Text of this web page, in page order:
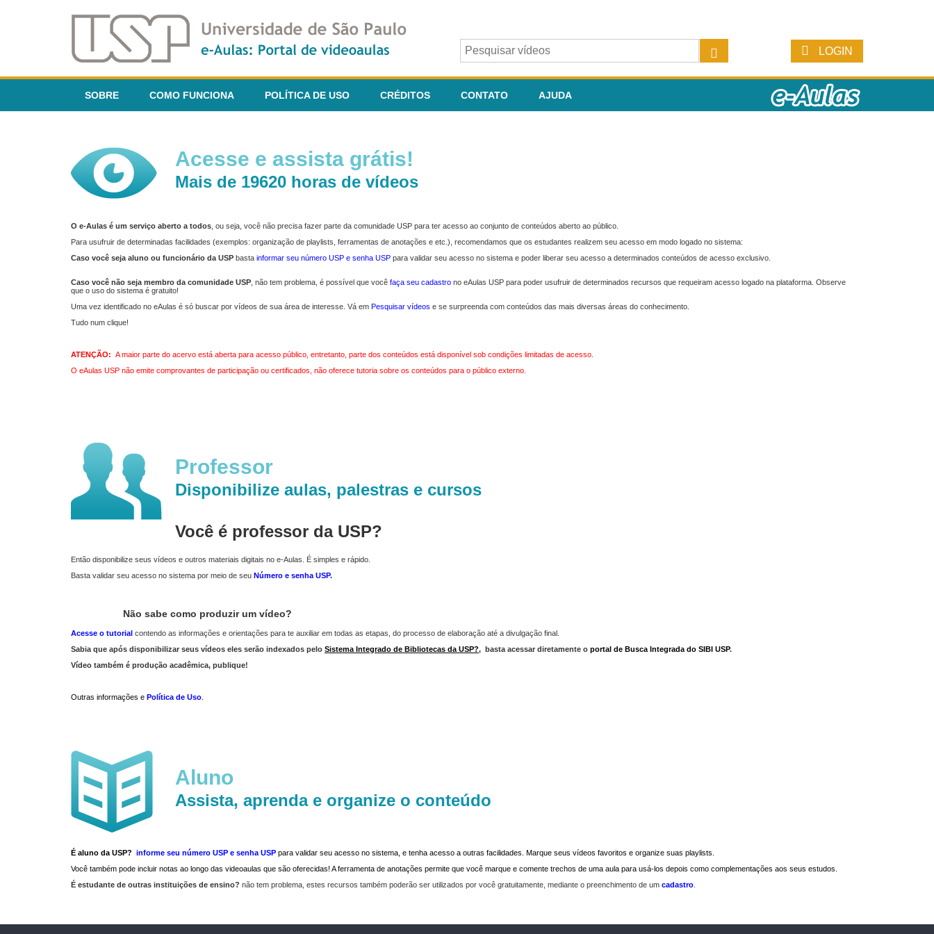
LOGIN
SOBRE COMO FUNCIONA POLÍTICA DE USO CRÉDITOS CONTATO AJUDA
Acesse e assista grátis!
Mais de 19620 horas de vídeos
O e-Aulas é um serviço aberto a todos , ou seja, você não precisa fazer parte da comunidade USP para ter acesso ao conjunto de conteúdos aberto ao público.
Para usufruir de determinadas facilidades (exemplos: organização de playlists, ferramentas de anotações e etc.), recomendamos que os estudantes realizem seu acesso em modo logado no sistema:
Caso você seja aluno ou funcionário da USP basta informar seu número USP e senha USP para validar seu acesso no sistema e poder liberar seu acesso a determinados conteúdos de acesso exclusivo.
Caso você não seja membro da comunidade USP , não tem problema, é possível que você faça seu cadastro no eAulas USP para poder usufruir de determinados recursos que requeiram acesso logado na plataforma. Observe
que o uso do sistema é gratuito!
Uma vez identificado no eAulas é só buscar por vídeos de sua área de interesse. Vá em Pesquisar vídeos e se surpreenda com conteúdos das mais diversas áreas do conhecimento.
Tudo num clique!
ATENÇÃO: A maior parte do acervo está aberta para acesso público, entretanto, parte dos conteúdos está disponível sob condições limitadas de acesso.
O eAulas USP não emite comprovantes de participação ou certificados, não oferece tutoria sobre os conteúdos para o público externo.
Professor
Disponibilize aulas, palestras e cursos
Você é professor da USP?
Então disponibilize seus vídeos e outros materiais digitais no e-Aulas. É simples e rápido.
Basta validar seu acesso no sistema por meio de seu Número e senha USP.
Não sabe como produzir um vídeo?
Acesse o tutorial contendo as informações e orientações para te auxiliar em todas as etapas, do processo de elaboração até a divulgação final.
Sabia que após disponibilizar seus vídeos eles serão indexados pelo Sistema Integrado de Bibliotecas da USP?, basta acessar diretamente o portal de Busca Integrada do SIBI USP.
Vídeo também é produção acadêmica, publique!
Outras informações e Política de Uso
Aluno
Assista, aprenda e organize o conteúdo
É aluno da USP? informe seu número USP e senha USP para validar seu acesso no sistema, e tenha acesso a outras facilidades. Marque seus vídeos favoritos e organize suas playlists.
Você também pode incluir notas ao longo das videoaulas que são oferecidas! A ferramenta de anotações permite que você marque e comente trechos de uma aula para usá-los depois como complementações aos seus estudos.
É estudante de outras instituições de ensino? não tem problema, estes recursos também poderão ser utilizados por você gratuitamente, mediante o preenchimento de um cadastro